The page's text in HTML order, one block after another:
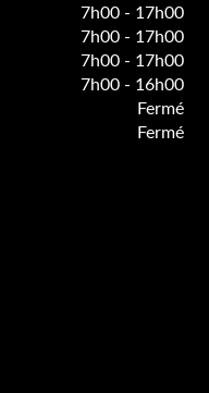
7h00 - 17h00
7h00 - 17h00
7h00 - 17h00
7h00 - 16h00
Fermé
Fermé